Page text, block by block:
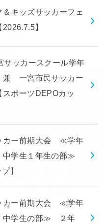
キッズサッカーフェ
】
ッカースクール学年
一宮市民サッカー
ポーツDEPOカッ
カー前期大会 ≪学年
中学生１年生の部≫
】
カー前期大会 ≪学年
中学生の部≫ ２年